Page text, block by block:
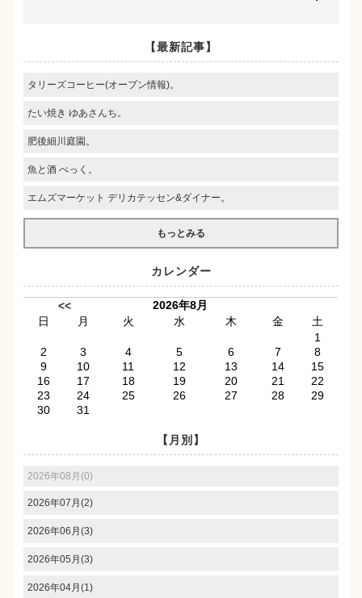
【最新記事】
タリーズコーヒー(オープン情報)。
たい焼き ゆあさんち。
肥後細川庭園。
魚と酒 べっく。
エムズマーケット デリカテッセン&ダイナー。
もっとみる
カレンダー
<<
2026年8月
日
月 火 水 木 金
土
1
2
3 4 5 6 7
8
9
10 11 12 13 14
15
16
17 18 19 20 21
22
23
24 25 26 27 28
29
30
31
【月別】
2026年08月(0)
2026年07月(2)
2026年06月(3)
2026年05月(3)
2026年04月(1)